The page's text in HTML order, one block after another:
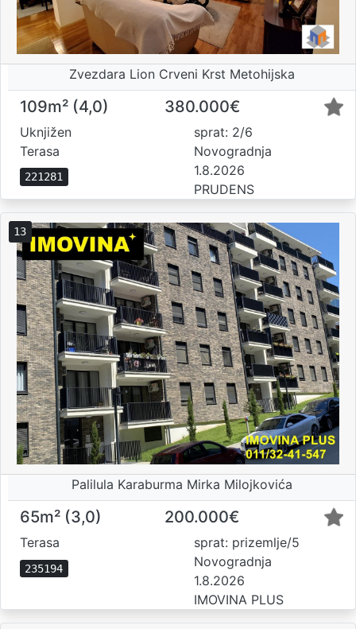
Zvezdara Lion Crveni Krst Metohijska
109m² (4,0) 380.000€
Uknjižen
Terasa
221281
sprat: 2/6
Novogradnja
1.8.2026
PRUDENS
13
Palilula Karaburma Mirka Milojkovića
65m² (3,0) 200.000€
Terasa
235194
sprat: prizemlje/5
Novogradnja
1.8.2026
IMOVINA PLUS